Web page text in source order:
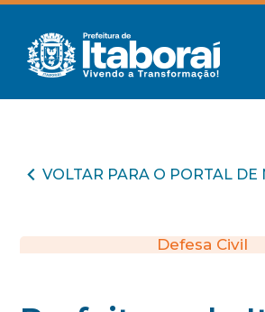
VOLTAR PARA O PORTAL DE
Defesa Civil